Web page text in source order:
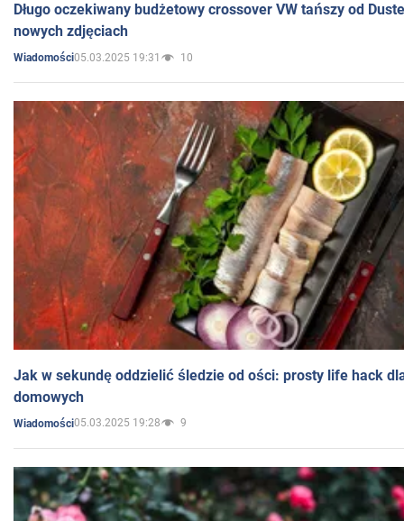
Długo oczekiwany budżetowy crossover VW tańszy od
nowych zdjęciach
Wiadomości05.03.2025 19:31 10
Jak w sekundę oddzielić śledzie od ości: prosty life hack
domowych
Wiadomości05.03.2025 19:28 9